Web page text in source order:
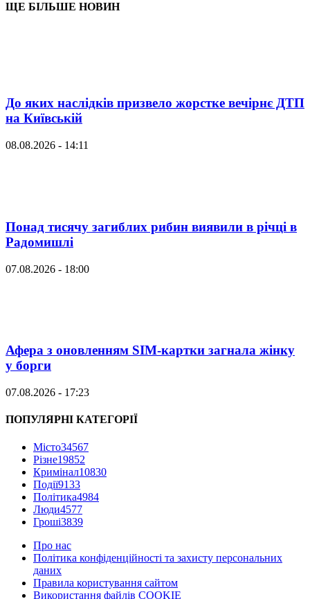
ЩЕ БІЛЬШЕ НОВИН
До яких наслідків призвело жорстке вечірнє ДТП
на Київській
08.08.2026 - 14:11
Понад тисячу загиблих рибин виявили в річці в
Радомишлі
07.08.2026 - 18:00
Афера з оновленням SIM-картки загнала жінку
у борги
07.08.2026 - 17:23
ПОПУЛЯРНІ КАТЕГОРІЇ
Місто34567
Різне19852
Кримінал10830
Події9133
Політика4984
Люди4577
Гроші3839
Про нас
Політика конфіденційності та захисту персональних
даних
Правила користування сайтом
Використання файлів COOKIE